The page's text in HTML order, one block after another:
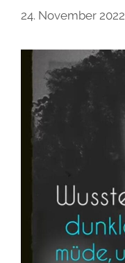
24. November 2022